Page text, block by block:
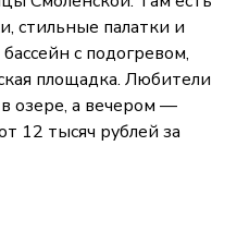
стильные палатки и
с подогревом,
площадка. Любители
озере, а вечером —
12 тысяч рублей за